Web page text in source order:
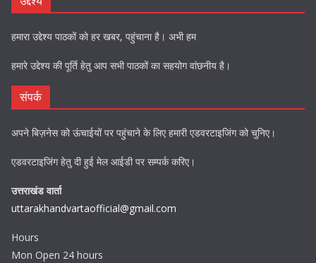
हमारा उद्देश्य पाठकों को हर खबर, पहुंचाना है। अभी हम
हमारे उद्देश्य की पूर्ति हेतु आप सभी पाठकों का सहयोग वांछनीय है।
संपर्क
अपने बिज़नेस को ऊंचाईयों पर पहुंचाने के लिए हमारी एडवरटाइजिंग को चुनिए।
एडवरटाइजिंग हेतु दी हुई मेल आईडी पर सम्पर्क करिए।
उत्तराखंड वार्ता
uttarakhandvartaofficial@gmail.com
Hours
Mon Open 24 hours